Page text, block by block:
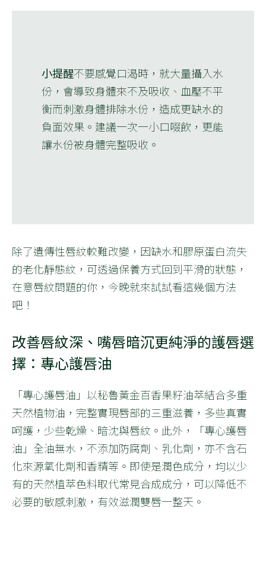
小提醒不要感覺口渴時，就大量攝入水
份，會導致身體來不及吸收、血壓不平
衡而刺激身體排除水份，造成更缺水的
負面效果。建議一次一小口啜飲，更能
讓水份被身體完整吸收。
除了遺傳性唇紋較難改變，因缺水和膠原蛋白流失
的老化靜態紋，可透過保養方式回到平滑的狀態，
在意唇紋問題的你，今晚就來試試看這幾個方法
吧！
改善唇紋深、嘴唇暗沉更純淨的護唇選
擇：專心護唇油
「專心護唇油」以秘魯黃金百香果籽油萃結合多重
天然植物油，完整實現唇部的三重滋養，多些真實
呵護，少些乾燥、暗沈與唇紋。此外，「專心護唇
油」全油無水，不添加防腐劑、乳化劑，亦不含石
化來源氧化劑和香精等。即使是潤色成分，均以少
有的天然植萃色料取代常見合成成分，可以降低不
必要的敏感刺激，有效滋潤雙唇一整天。